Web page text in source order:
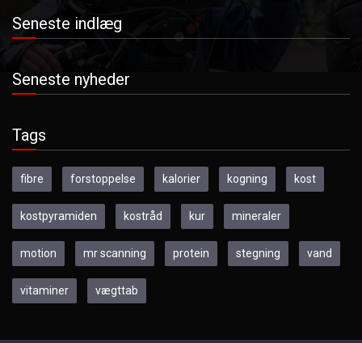
Seneste indlæg
Seneste nyheder
Tags
fibre forstoppelse kalorier kogning kost
kostpyramiden kostråd kur mineraler
motion mr scanning protein stegning vand
vitaminer vægttab